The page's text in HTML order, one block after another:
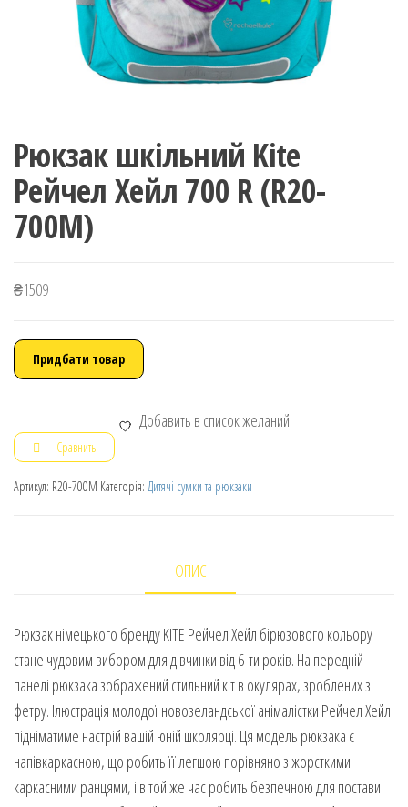
Рюкзак шкільний Kite
Рейчел Хейл 700 R (R20-
700M)
₴1509
Придбати товар
Добавить в список желаний
Сравнить
Артикул: R20-700M Категорія: Дитячі сумки та рюкзаки
ОПИС
Рюкзак німецького бренду KITE Рейчел Хейл бірюзового кольору
стане чудовим вибором для дівчинки від 6-ти років. На передній
панелі рюкзака зображений стильний кіт в окулярах, зроблених з
фетру. Ілюстрація молодої новозеландської анімалістки Рейчел Хейл
підніматиме настрій вашій юній школярці. Ця модель рюкзака є
напівкаркасною, що робить її легшою порівняно з жорсткими
каркасними ранцями, і в той же час робить безпечною для постави